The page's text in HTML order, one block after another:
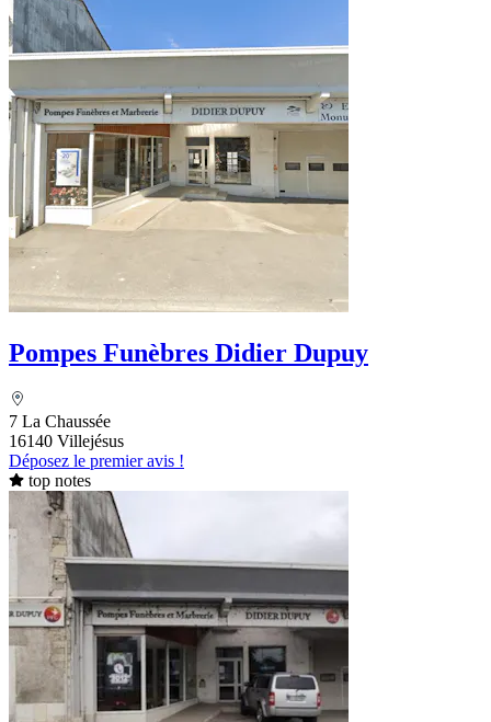
Pompes Funèbres Didier Dupuy
7 La Chaussée
16140 Villejésus
Déposez le premier avis !
top notes